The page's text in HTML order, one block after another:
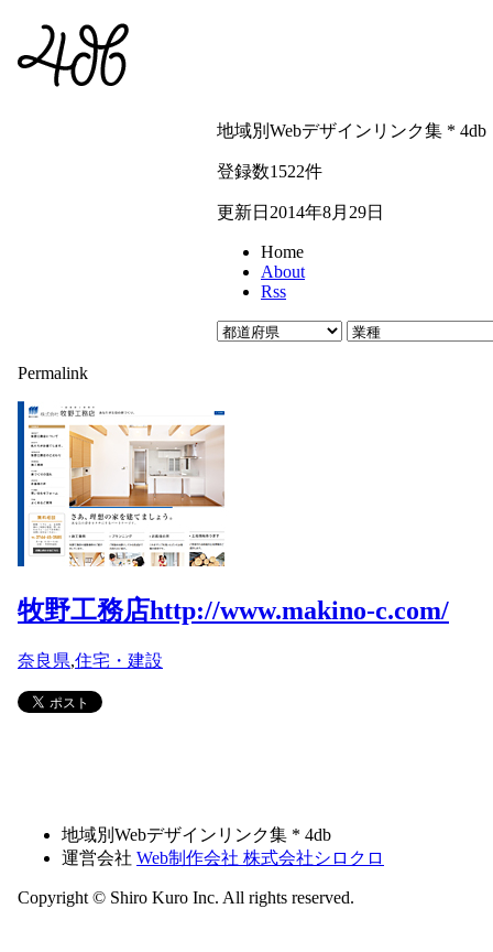
地域別Webデザインリンク集 * 4db
登録数1522件
更新日2014年8月29日
Home
About
Rss
Permalink
牧野工務店http://www.makino-c.com/
奈良県,住宅・建設
地域別Webデザインリンク集 * 4db
運営会社 Web制作会社 株式会社シロクロ
Copyright © Shiro Kuro Inc. All rights reserved.